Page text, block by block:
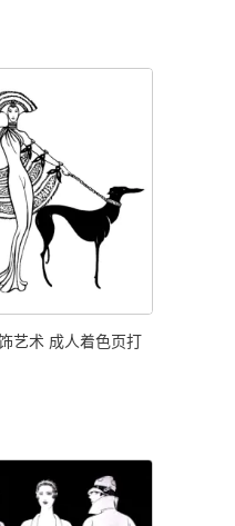
艺术 成人着色页打